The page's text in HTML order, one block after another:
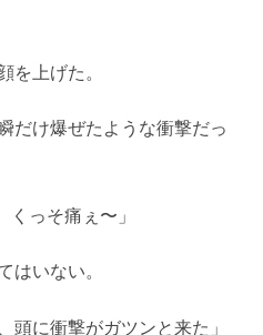
を上げた。
だけ爆ぜたような衝撃だっ
くっそ痛ぇ〜」
はいない。
頭に衝撃がガツンと来た」